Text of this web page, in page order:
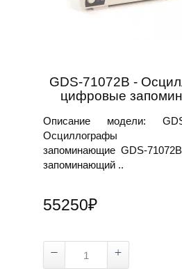
GDS-71072B -
цифровые
Описание модели:
Осциллографы
запоминающие GDS-
запоминающий ..
55250₽